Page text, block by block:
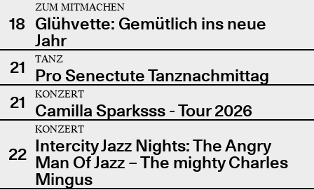
18
ZUM MITMACHEN
Glühvette: Gemütlich ins neue
Jahr
21
TANZ
Pro Senectute Tanznachmittag
21
KONZERT
Camilla Sparksss - Tour 2026
22
KONZERT
Intercity Jazz Nights: The Angry
Man Of Jazz – The mighty Charles
Mingus